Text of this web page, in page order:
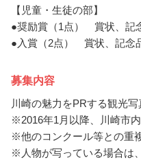
【児童・生徒の部】
●奨励賞（1点） 賞状、記
●入賞（2点） 賞状、記念
募集内容
川崎の魅力をPRする観光写
※2016年1月以降、川崎市
※他のコンクール等との重
※人物が写っている場合は